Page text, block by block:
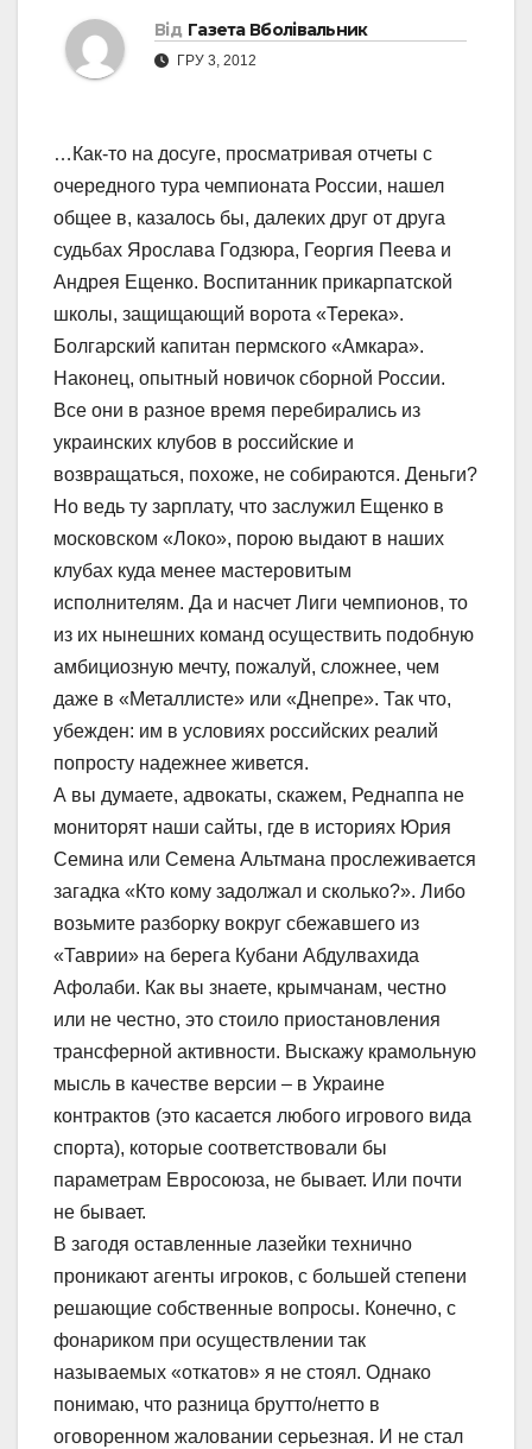
Від Газета Вболівальник
ГРУ 3, 2012
…Как-то на досуге, просматривая отчеты с
очередного тура чемпионата России, нашел
общее в, казалось бы, далеких друг от друга
судьбах Ярослава Годзюра, Георгия Пеева и
Андрея Ещенко. Воспитанник прикарпатской
школы, защищающий ворота «Терека».
Болгарский капитан пермского «Амкара».
Наконец, опытный новичок сборной России.
Все они в разное время перебирались из
украинских клубов в российские и
возвращаться, похоже, не собираются. Деньги?
Но ведь ту зарплату, что заслужил Ещенко в
московском «Локо», порою выдают в наших
клубах куда менее мастеровитым
исполнителям. Да и насчет Лиги чемпионов, то
из их нынешних команд осуществить подобную
амбициозную мечту, пожалуй, сложнее, чем
даже в «Металлисте» или «Днепре». Так что,
убежден: им в условиях российских реалий
попросту надежнее живется.
А вы думаете, адвокаты, скажем, Реднаппа не
мониторят наши сайты, где в историях Юрия
Семина или Семена Альтмана прослеживается
загадка «Кто кому задолжал и сколько?». Либо
возьмите разборку вокруг сбежавшего из
«Таврии» на берега Кубани Абдулвахида
Афолаби. Как вы знаете, крымчанам, честно
или не честно, это стоило приостановления
трансферной активности. Выскажу крамольную
мысль в качестве версии – в Украине
контрактов (это касается любого игрового вида
спорта), которые соответствовали бы
параметрам Евросоюза, не бывает. Или почти
не бывает.
В загодя оставленные лазейки технично
проникают агенты игроков, с большей степени
решающие собственные вопросы. Конечно, с
фонариком при осуществлении так
называемых «откатов» я не стоял. Однако
понимаю, что разница брутто/нетто в
оговоренном жаловании серьезная. И не стал